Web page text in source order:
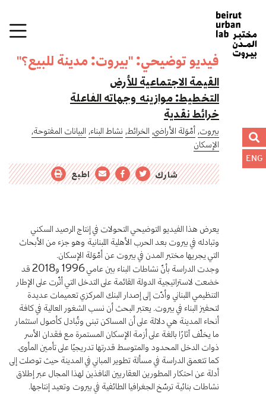
ENG
فيديو توضيحي: "بيروت: مدينة للبيع؟"
القيمة الاجتماعية للأرض
التخطيط: موازينه وجهاته الفاعلة
خرائط نقدية
بيروت,أمْوَلة الأراضي, الخرائط, نشاط البناء, البيانات المفتوحة,
الإسكان
يعرض هذا الفيديو التوضيحي التحولات في إنتاج الرصيد السكني
وتبادله في بيروت بعد الحرب الأهلية اللبنانية وهو جزء من الأبحاث
التي يجريها مختبر المدن في بيروت عن أمْوَلة الإسكان.
وجدت الدراسة بأنّ نشاطات البناء بين عامي1996 و2018 قد
خضعت لاستراتيجية الدولة القائمة على التدخل التي أثّرت على الإطار
التنظيمي اللبناني وأدّت إلى إصدار البنك المركزي تعميمات عديدة
لتحفيز البناء في بيروت. يعتبر البحث أن نسب الشغور العالية في كافة
أنحاء المدينة هي دلالة على أن المساكن تبنى وتُبادل كأصول استثمار
ما يخلّف آثارًا بالغة على أزمة الإسكان المستمرة مع فقدان الأسر
ذوات الدخل المحدود والمتوسط قدرتها تدريجيًا على تأمين المأوى.
كما تتعمق الدراسة في مسألة تطوير المباني في المدينة حيث توصلت إلى
أدلة عن احتكار المطورين العقاريين النافذين لهذا المجال عبر إطلاق
نشاطات بنائية ترسّخ الجغرافيا الطائفية في بيروت وتعيد إنتاجها.
شارك اطبع